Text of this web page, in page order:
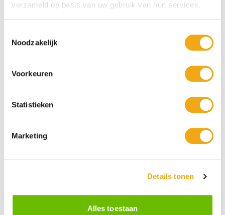
verzameld op basis van uw gebruik van hun services.
Noodzakelijk
Voorkeuren
Statistieken
Marketing
Details tonen
Alles toestaan
vakkundige klantenservice klaar.